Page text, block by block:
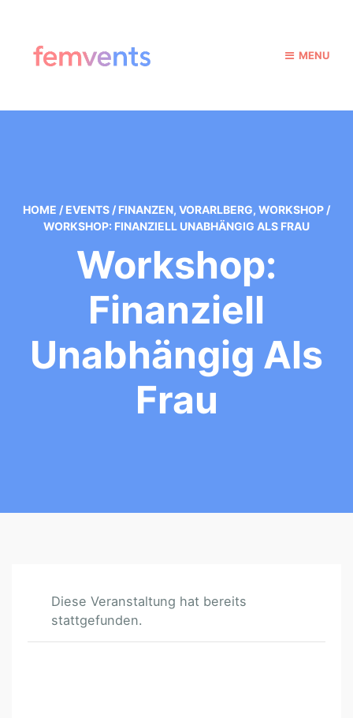
MENU
HOME / EVENTS / FINANZEN, VORARLBERG, WORKSHOP /
WORKSHOP: FINANZIELL UNABHÄNGIG ALS FRAU
Workshop:
Finanziell
Unabhängig Als
Frau
Diese Veranstaltung hat bereits
stattgefunden.